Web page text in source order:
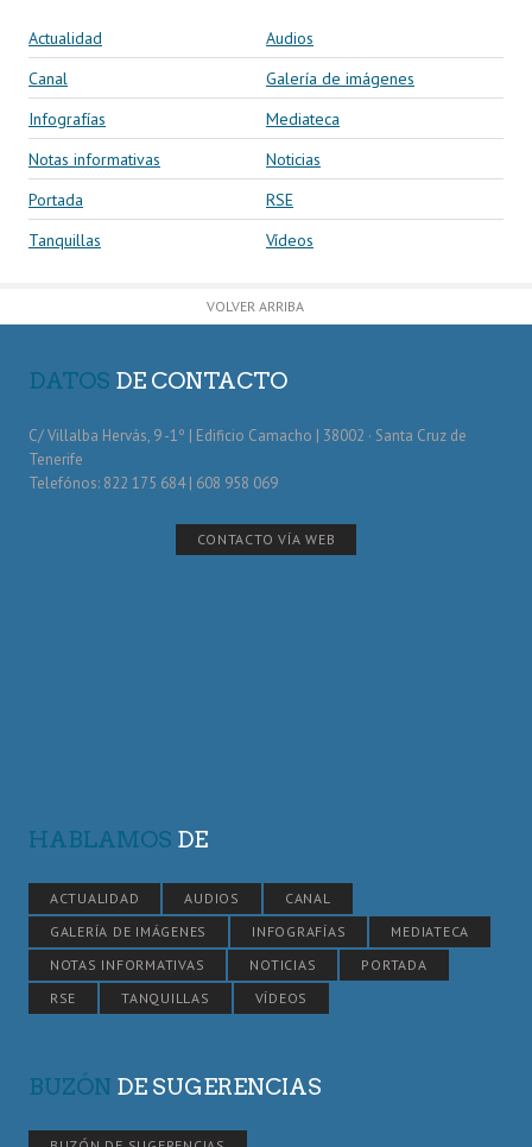
Actualidad
Audios
Canal
Galería de imágenes
Infografías
Mediateca
Notas informativas
Noticias
Portada
RSE
Tanquillas
Vídeos
VOLVER ARRIBA
DATOS DE CONTACTO
C/ Villalba Hervás, 9 -1º | Edificio Camacho | 38002 · Santa Cruz de
Tenerife
Telefónos: 822 175 684 | 608 958 069
CONTACTO VÍA WEB
HABLAMOS DE
ACTUALIDAD AUDIOS
CANAL
GALERÍA DE IMÁGENES
INFOGRAFÍAS
MEDIATECA
NOTAS INFORMATIVAS
NOTICIAS
PORTADA
RSE
TANQUILLAS VÍDEOS
BUZÓN DE SUGERENCIAS